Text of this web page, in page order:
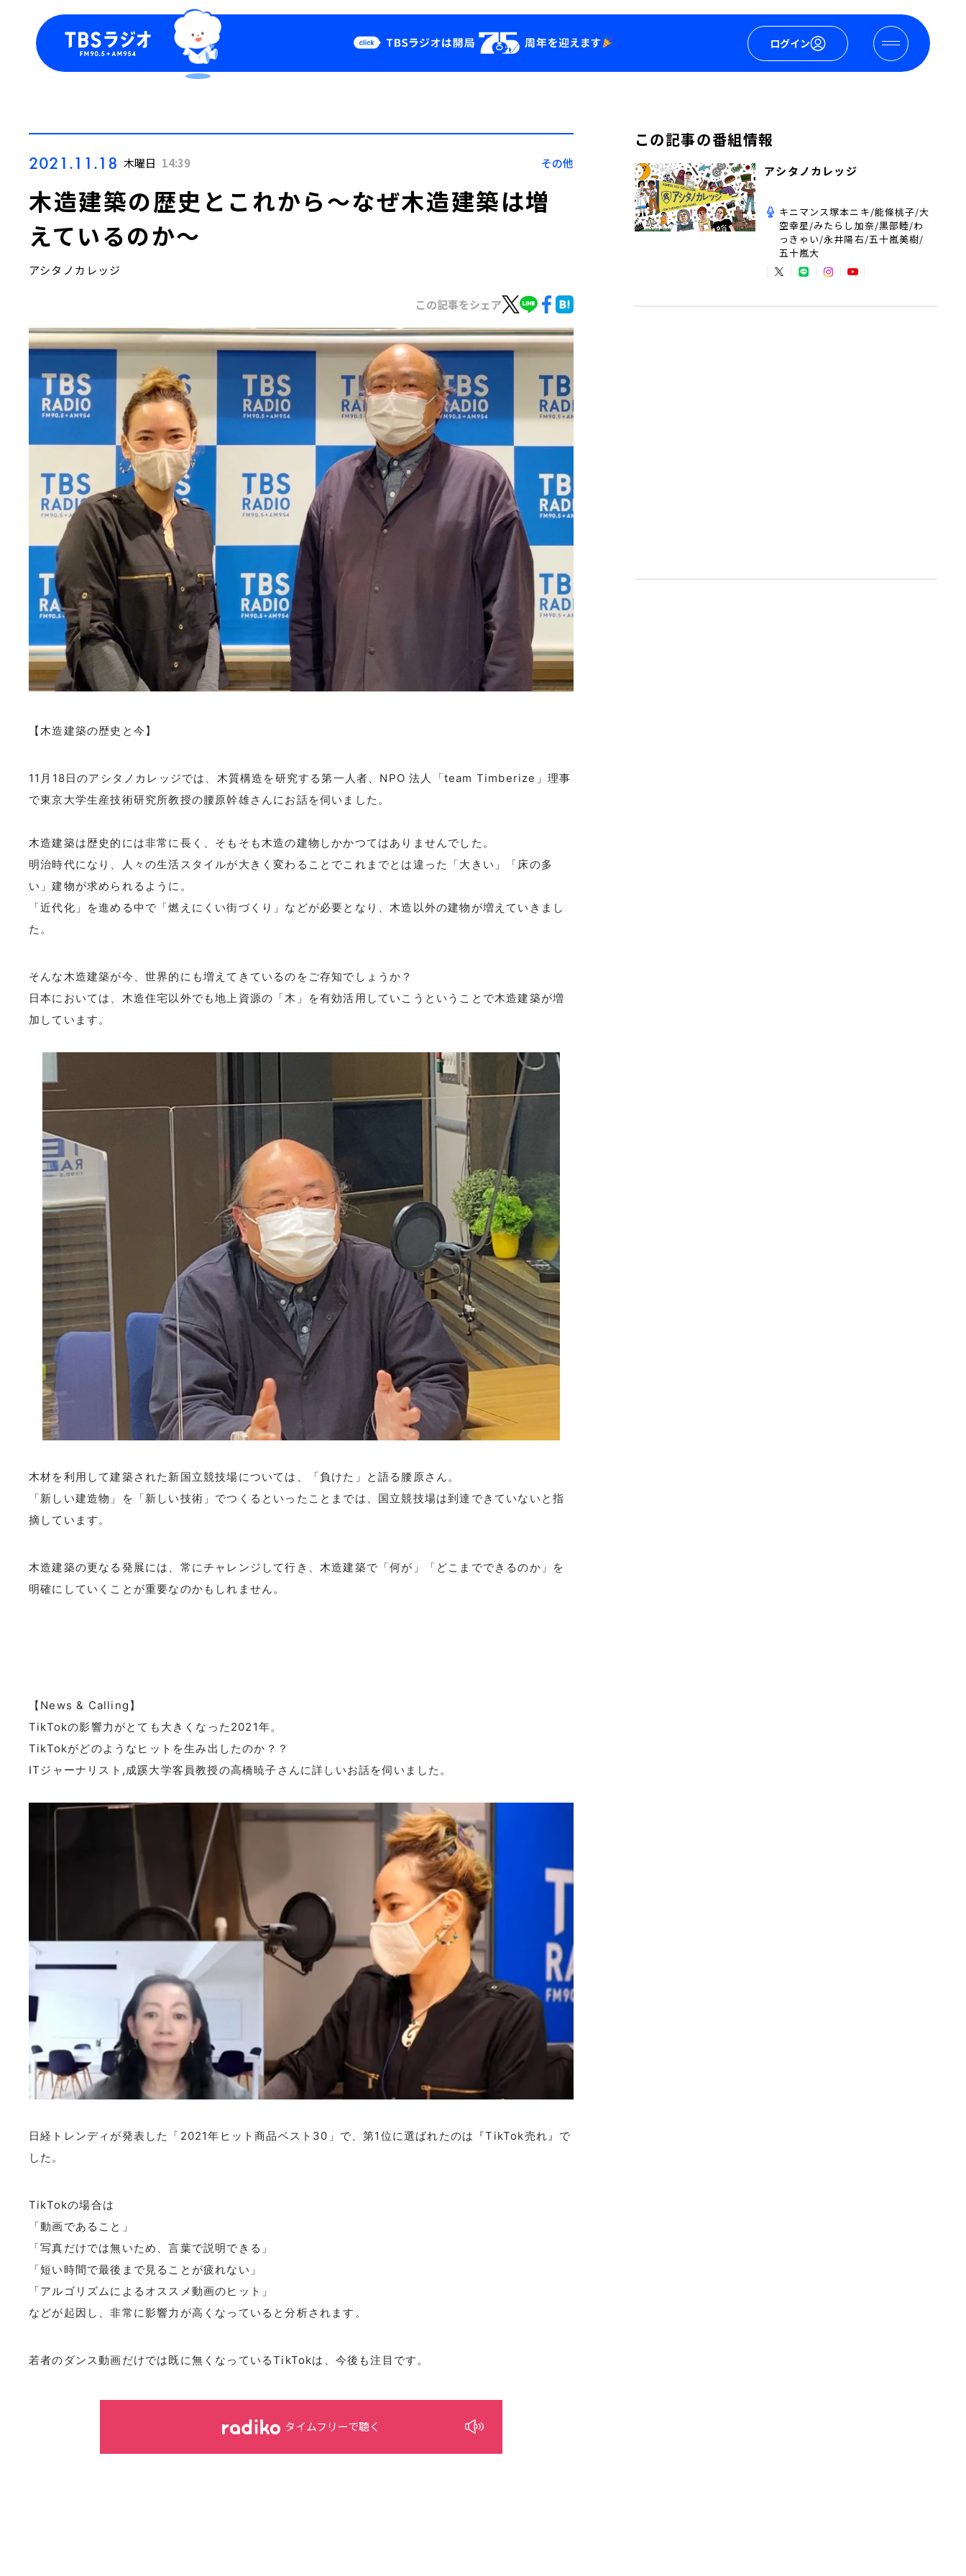
ログイン
Podcast
YouTube
2021.11.18 木曜日 14:39 その他
木造建築の歴史とこれから～なぜ木造建築は増
えているのか～
アシタノカレッジ
この記事をシェア
【木造建築の歴史と今】
11月18日のアシタノカレッジでは、木質構造を研究する第一人者、NPO 法人「team Timberize」理事
で東京大学生産技術研究所教授の腰原幹雄さんにお話を伺いました。
木造建築は歴史的には非常に長く、そもそも木造の建物しかかつてはありませんでした。
明治時代になり、人々の生活スタイルが大きく変わることでこれまでとは違った「大きい」「床の多
い」建物が求められるように。
「近代化」を進める中で「燃えにくい街づくり」などが必要となり、木造以外の建物が増えていきまし
た。
そんな木造建築が今、世界的にも増えてきているのをご存知でしょうか？
日本においては、木造住宅以外でも地上資源の「木」を有効活用していこうということで木造建築が増
加しています。
木材を利用して建築された新国立競技場については、「負けた」と語る腰原さん。
「新しい建造物」を「新しい技術」でつくるといったことまでは、国立競技場は到達できていないと指
摘しています。
木造建築の更なる発展には、常にチャレンジして行き、木造建築で「何が」「どこまでできるのか」を
明確にしていくことが重要なのかもしれません。
【News & Calling】
TikTokの影響力がとても大きくなった2021年。
TikTokがどのようなヒットを生み出したのか？？
ITジャーナリスト,成蹊大学客員教授の高橋暁子さんに詳しいお話を伺いました。
日経トレンディが発表した「2021年ヒット商品ベスト30」で、第1位に選ばれたのは『TikTok売れ』で
した。
TikTokの場合は
「動画であること」
「写真だけでは無いため、言葉で説明できる」
「短い時間で最後まで見ることが疲れない」
「アルゴリズムによるオススメ動画のヒット」
などが起因し、非常に影響力が高くなっていると分析されます。
若者のダンス動画だけでは既に無くなっているTikTokは、今後も注目です。
タイムフリーで聴く
この記事の番組情報
アシタノカレッジ
キニマンス塚本ニキ/能條桃子/大
空幸星/みたらし加奈/黒部睦/わ
っきゃい/永井陽右/五十嵐美樹/
五十嵐大